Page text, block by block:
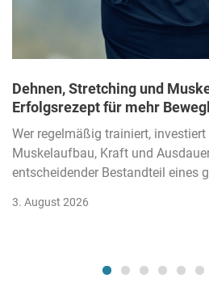
Dehnen, Stretching und
Erfolgsrezept für mehr
Wer regelmäßig trainiert,
Muskelaufbau, Kraft und
entscheidender Bestandteil eines
3. August 2026